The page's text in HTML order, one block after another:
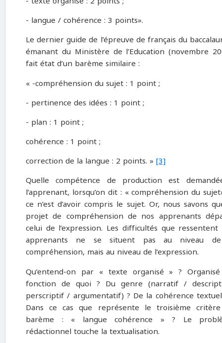
- langue / cohérence : 3 points».
Le dernier guide de l’épreuve de français du
émanant du Ministère de l’Education (novembre
fait état d’un barème similaire :
« -compréhension du sujet : 1 point ;
- pertinence des idées : 1 point ;
- plan : 1 point ;
cohérence : 1 point ;
correction de la langue : 2 points. » [3]
Quelle compétence de production est
l’apprenant, lorsqu’on dit : « compréhension du
ce n’est d’avoir compris le sujet. Or, nous savons
projet de compréhension de nos apprenants
celui de l’expression. Les difficultés que ressentent
apprenants ne se situent pas au niveau
compréhension, mais au niveau de l’expression.
Qu’entend-on par « texte organisé » ?
fonction de quoi ? Du genre (narratif /
perscriptif / argumentatif) ? De la cohérence
Dans ce cas que représente le troisième
barème : « langue cohérence » ? Le
rédactionnel touche la textualisation.